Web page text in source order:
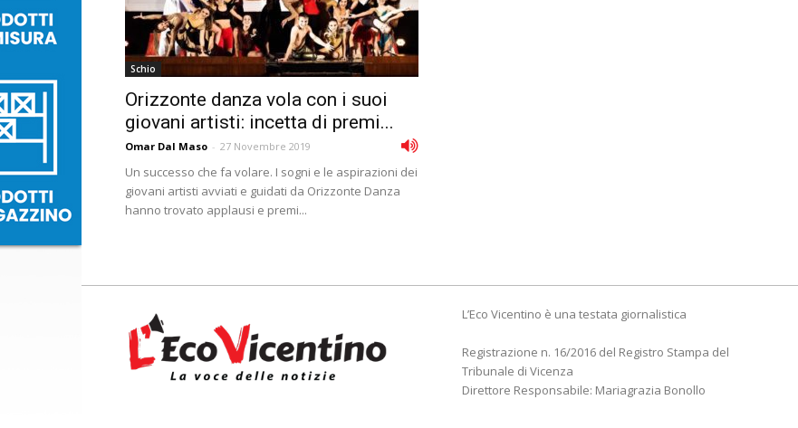
Schio
Orizzonte danza vola con i suoi
giovani artisti: incetta di premi...
Omar Dal Maso - 27 Novembre 2019
Un successo che fa volare. I sogni e le aspirazioni dei
giovani artisti avviati e guidati da Orizzonte Danza
hanno trovato applausi e premi...
L’Eco Vicentino è una testata giornalistica
Registrazione n. 16/2016 del Registro Stampa del
Tribunale di Vicenza
Direttore Responsabile: Mariagrazia Bonollo